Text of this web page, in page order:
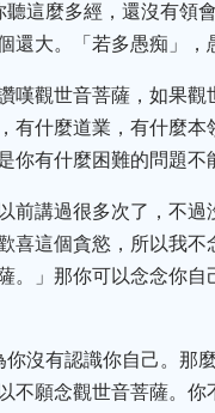
這麼多經，還沒有領
還大。「若多愚痴」，
嘆觀世音菩薩，如果
有什麼道業，有什麼
你有什麼困難的問題不
前講過很多次了，不
喜這個貪慾，所以我
。」那你可以念念你
沒有認識你自己。那
不願念觀世音菩薩。